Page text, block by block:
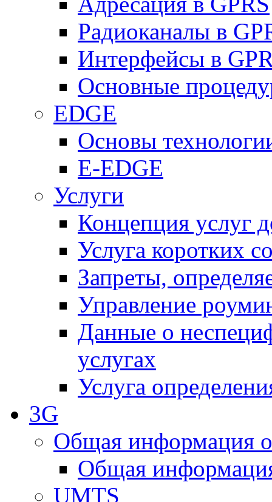
Радиоканалы в
Интерфейсы в
Основные
EDGE
Основы
E-EDGE
Услуги
Концепция услуг
Услуга коротких
Запреты,
Управление
Данные о
услугах
Услуга
3G
Общая информация
Общая
UMTS